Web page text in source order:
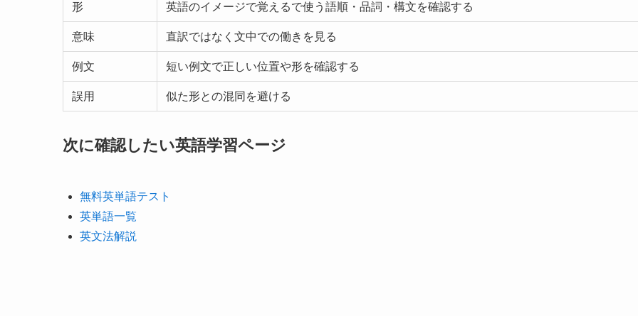
形 英語のイメージで覚えるで使う語順・品詞・構文を確認する
意味 直訳ではなく文中での働きを見る
例文 短い例文で正しい位置や形を確認する
誤用 似た形との混同を避ける
次に確認したい英語学習ページ
無料英単語テスト
英単語一覧
英文法解説